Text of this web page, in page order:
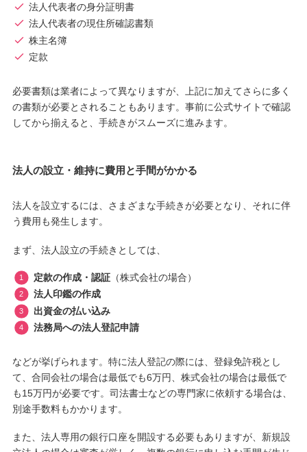
法人代表者の身分証明書
法人代表者の現住所確認書類
株主名簿
定款
必要書類は業者によって異なりますが、上記に加えてさらに多く
の書類が必要とされることもあります。事前に公式サイトで確認
してから揃えると、手続きがスムーズに進みます。
法人の設立・維持に費用と手間がかかる
法人を設立するには、さまざまな手続きが必要となり、それに伴
う費用も発生します。
まず、法人設立の手続きとしては、
定款の作成・認証 （株式会社の場合）
法人印鑑の作成
出資金の払い込み
法務局への法人登記申請
などが挙げられます。特に法人登記の際には、登録免許税とし
て、合同会社の場合は最低でも6万円、株式会社の場合は最低で
も15万円が必要です。司法書士などの専門家に依頼する場合は、
別途手数料もかかります。
また、法人専用の銀行口座を開設する必要もありますが、新規設